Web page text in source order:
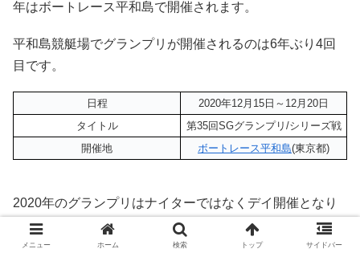
年はボートレース平和島で開催されます。
平和島競艇場でグランプリが開催されるのは6年ぶり4回
目です。
日程
2020年12月15日～12月20日
タイトル
第35回SGグランプリ/シリーズ戦
開催地
ボートレース平和島(東京都)
2020年のグランプリはナイターではなくデイ開催となり
ます。
メニュー ホーム 検索 トップ サイドバー